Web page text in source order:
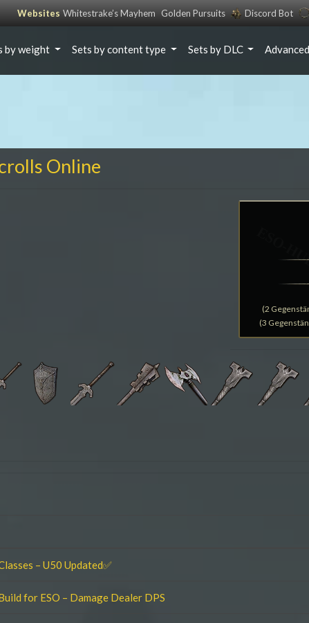
Websites Whitestrake’s Mayhem Golden Pursuits Discord Bot
by weight Sets by content type Sets by DLC Advanced
Online
(2
(3
– U50 Updated✅
for ESO – Damage Dealer DPS